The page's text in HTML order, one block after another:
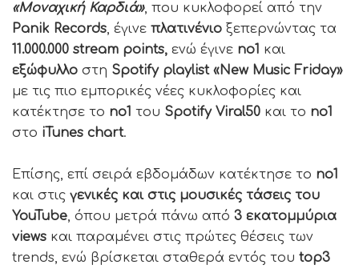
«Μοναχική Καρδιά», που κυκλοφορεί από την
Panik Records, έγινε πλατινένιο ξεπερνώντας τα
11.000.000 stream points, ενώ έγινε no1 και
εξώφυλλο στη Spotify playlist «New Music Friday»
με τις πιο εμπορικές νέες κυκλοφορίες και
κατέκτησε το no1 του Spotify Viral50 και το no1
στο iTunes chart.
Επίσης, επί σειρά εβδομάδων κατέκτησε το no1
και στις γενικές και στις μουσικές τάσεις του
YouTube, όπου μετρά πάνω από 3 εκατομμύρια
views και παραμένει στις πρώτες θέσεις των
trends, ενώ βρίσκεται σταθερά εντός του top3